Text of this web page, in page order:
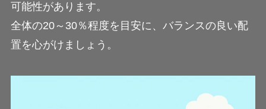
可能性があります。
全体の20～30％程度を目安に、バランスの良い配
置を心がけましょう。